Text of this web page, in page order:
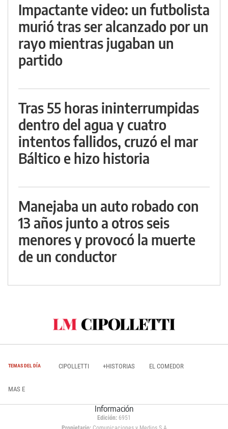
Impactante video: un futbolista
murió tras ser alcanzado por un
rayo mientras jugaban un
partido
Tras 55 horas ininterrumpidas
dentro del agua y cuatro
intentos fallidos, cruzó el mar
Báltico e hizo historia
Manejaba un auto robado con
13 años junto a otros seis
menores y provocó la muerte
de un conductor
TEMAS DEL DÍA CIPOLLETTI +HISTORIAS EL COMEDOR
MAS E
Información
Edición: 6951